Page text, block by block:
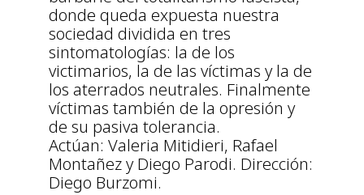
donde queda expuesta nuestra
sociedad dividida en tres
sintomatologías: la de los
victimarios, la de las víctimas y la de
los aterrados neutrales. Finalmente
víctimas también de la opresión y
de su pasiva tolerancia.
Actúan: Valeria Mitidieri, Rafael
Montañez y Diego Parodi. Dirección:
Diego Burzomi.